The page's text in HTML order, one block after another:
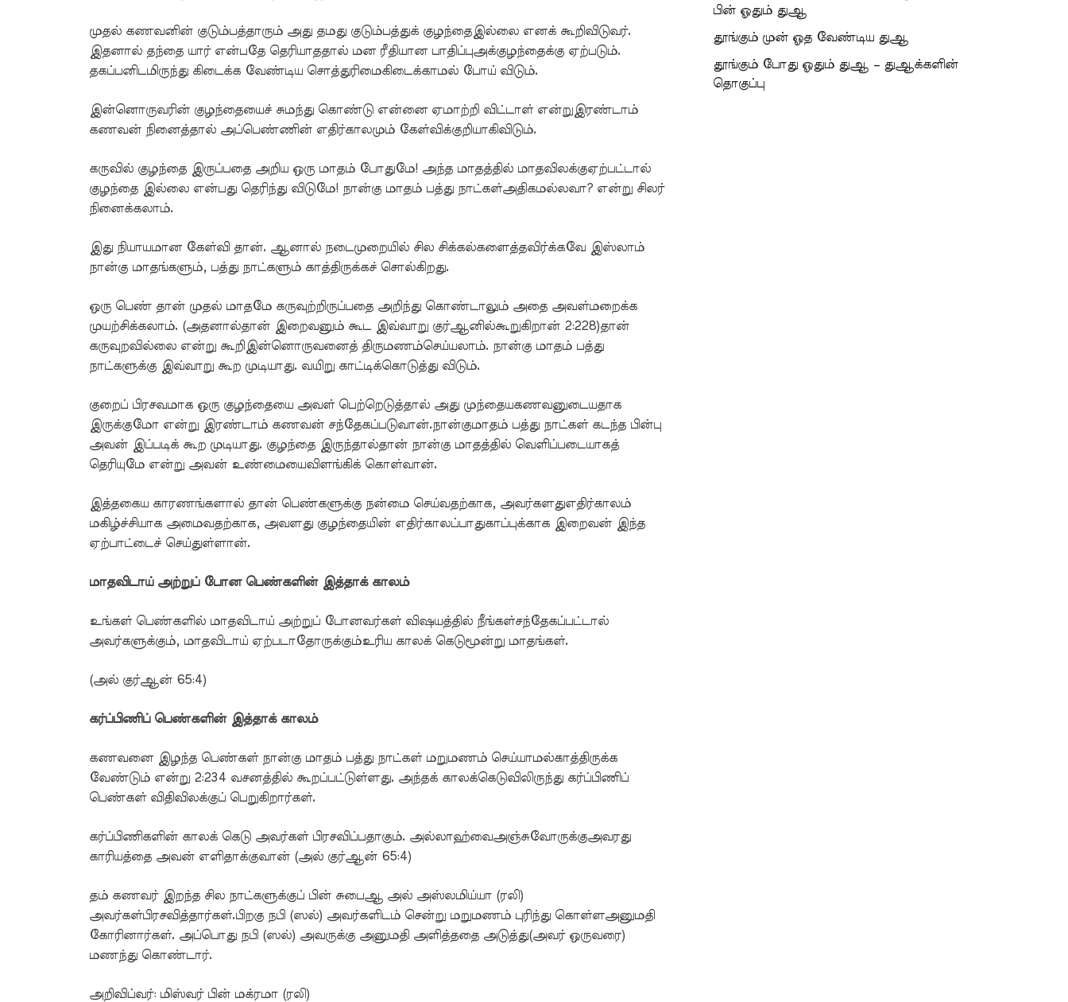
முதல் கணவனின் குடும்பத்தாரும் அது தமது குடும்பத்துக் குழந்தைஇல்லை எனக் கூறிவிடுவர்.
இதனால் தந்தை யார் என்பதே தெரியாததால் மன ரீதியான பாதிப்புஅக்குழந்தைக்கு ஏற்படும்.
தகப்பனிடமிருந்து கிடைக்க வேண்டிய சொத்துரிமைகிடைக்காமல் போய் விடும்.
இன்னொருவரின் குழந்தையைச் சுமந்து கொண்டு என்னை ஏமாற்றி விட்டாள் என்றுஇரண்டாம்
கணவன் நினைத்தால் அப்பெண்ணின் எதிர்காலமும் கேள்விக்குறியாகிவிடும்.
கருவில் குழந்தை இருப்பதை அறிய ஒரு மாதம் போதுமே! அந்த மாதத்தில் மாதவிலக்குஏற்பட்டால்
குழந்தை இல்லை என்பது தெரிந்து விடுமே! நான்கு மாதம் பத்து நாட்கள்அதிகமல்லவா? என்று சிலர்
நினைக்கலாம்.
இது நியாயமான கேள்வி தான். ஆனால் நடைமுறையில் சில சிக்கல்களைத்தவிர்க்கவே இஸ்லாம்
நான்கு மாதங்களும், பத்து நாட்களும் காத்திருக்கச் சொல்கிறது.
ஒரு பெண் தான் முதல் மாதமே கருவுற்றிருப்பதை அறிந்து கொண்டாலும் அதை அவள்மறைக்க
முயற்சிக்கலாம். (அதனால்தான் இறைவனும் கூட இவ்வாறு குர்ஆனில்கூறுகிறான் 2:228)தான்
கருவுறவில்லை என்று கூறிஇன்னொருவனைத் திருமணம்செய்யலாம். நான்கு மாதம் பத்து
நாட்களுக்கு இவ்வாறு கூற முடியாது. வயிறு காட்டிக்கொடுத்து விடும்.
குறைப் பிரசவமாக ஒரு குழந்தையை அவள் பெற்றெடுத்தால் அது முந்தையகணவனுடையதாக
இருக்குமோ என்று இரண்டாம் கணவன் சந்தேகப்படுவான்.நான்குமாதம் பத்து நாட்கள் கடந்த பின்பு
அவன் இப்படிக் கூற முடியாது. குழந்தை இருந்தால்தான் நான்கு மாதத்தில் வெளிப்படையாகத்
தெரியுமே என்று அவன் உண்மையைவிளங்கிக் கொள்வான்.
இத்தகைய காரணங்களால் தான் பெண்களுக்கு நன்மை செய்வதற்காக, அவர்களதுஎதிர்காலம்
மகிழ்ச்சியாக அமைவதற்காக, அவளது குழந்தையின் எதிர்காலப்பாதுகாப்புக்காக இறைவன் இந்த
ஏற்பாட்டைச் செய்துள்ளான்.
மாதவிடாய் அற்றுப் போன பெண்களின் இத்தாக் காலம்
உங்கள் பெண்களில் மாதவிடாய் அற்றுப் போனவர்கள் விஷயத்தில் நீங்கள்சந்தேகப்பட்டால்
அவர்களுக்கும், மாதவிடாய் ஏற்படாதோருக்கும்உரிய காலக் கெடுமூன்று மாதங்கள்.
(அல் குர்ஆன் 65:4)
கர்ப்பிணிப் பெண்களின் இத்தாக் காலம்
கணவனை இழந்த பெண்கள் நான்கு மாதம் பத்து நாட்கள் மறுமணம் செய்யாமல்காத்திருக்க
வேண்டும் என்று 2:234 வசனத்தில் கூறப்பட்டுள்ளது. அந்தக் காலக்கெடுவிலிருந்து கர்ப்பிணிப்
பெண்கள் விதிவிலக்குப் பெறுகிறார்கள்.
கர்ப்பிணிகளின் காலக் கெடு அவர்கள் பிரசவிப்பதாகும். அல்லாஹ்வைஅஞ்சுவோருக்குஅவரது
காரியத்தை அவன் எளிதாக்குவான் (அல் குர்ஆன் 65:4)
தம் கணவர் இறந்த சில நாட்களுக்குப் பின் சுபைஆ அல் அஸ்லமிய்யா (ரலி)
அவர்கள்பிரசவித்தார்கள்.பிறகு நபி (ஸல்) அவர்களிடம் சென்று மறுமணம் புரிந்து கொள்ளஅனுமதி
கோரினார்கள். அப்பொது நபி (ஸல்) அவருக்கு அனுமதி அளித்ததை அடுத்து(அவர் ஒருவரை)
மணந்து கொண்டார்.
அறிவிப்வர்: மிஸ்வர் பின் மக்ரமா (ரலி)
பின் ஓதும் துஆ
தூங்கும் முன் ஓத வேண்டிய துஆ
தூங்கும் போது ஓதும் துஆ – துஆக்களின்
தொகுப்பு